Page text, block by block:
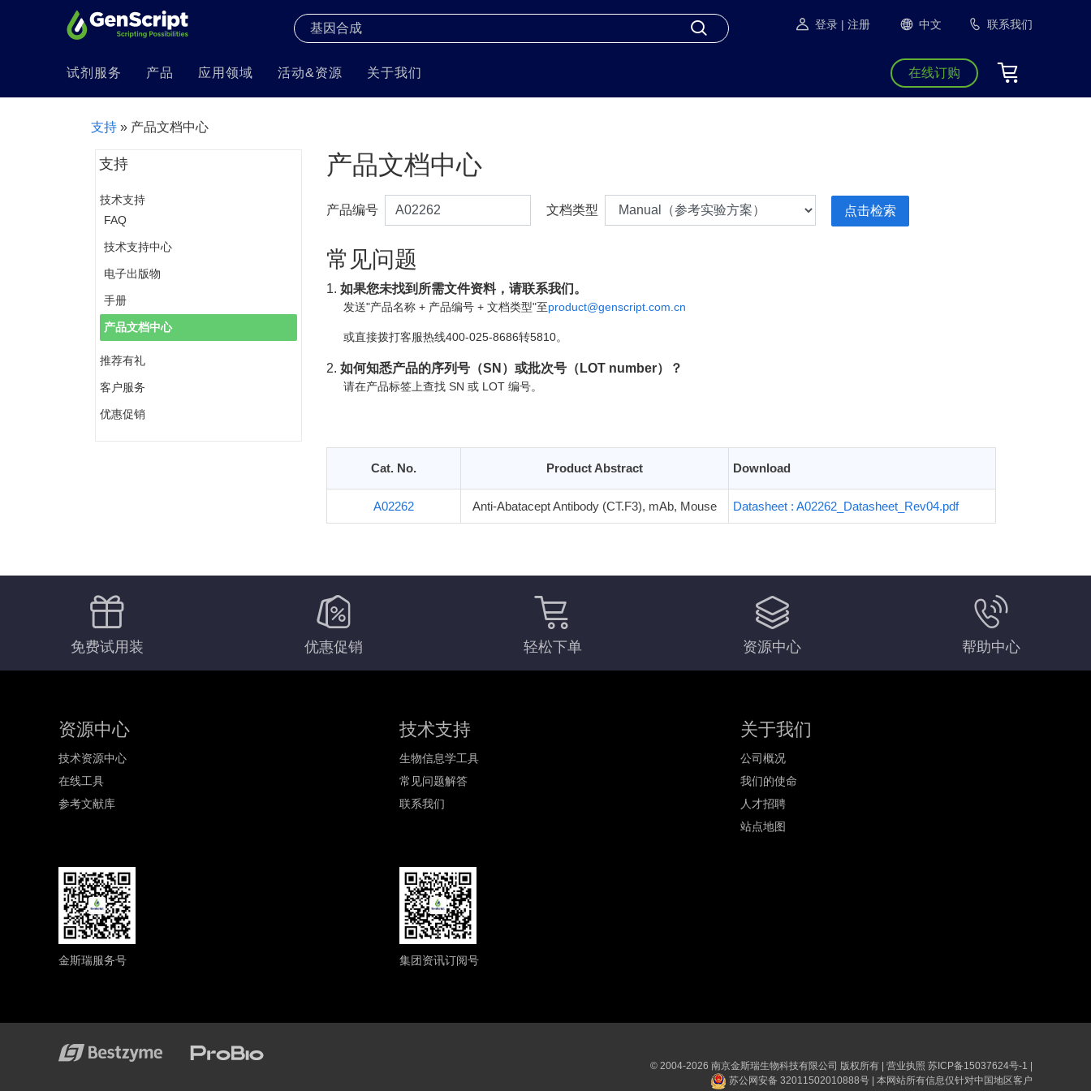
登录 | 注册 中文 联系我们
试剂服务 产品 应用领域 活动&资源 关于我们 在线订购
支持 » 产品文档中心
支持
技术支持
FAQ
技术支持中心
电子出版物
手册
产品文档中心
推荐有礼
客户服务
优惠促销
产品文档中心
产品编号 文档类型
常见问题
1. 如果您未找到所需文件资料，请联系我们。
发送"产品名称 + 产品编号 + 文档类型"至product@genscript.com.cn
或直接拨打客服热线400-025-8686转5810。
2. 如何知悉产品的序列号（SN）或批次号（LOT number）？
请在产品标签上查找 SN 或 LOT 编号。
Cat. No. Product Abstract Download
A02262 Anti-Abatacept Antibody (CT.F3), mAb, Mouse Datasheet : A02262_Datasheet_Rev04.pdf
免费试用装 优惠促销 轻松下单 资源中心 帮助中心
资源中心
技术资源中心
在线工具
参考文献库
技术支持
生物信息学工具
常见问题解答
联系我们
关于我们
公司概况
我们的使命
人才招聘
站点地图
金斯瑞服务号 集团资讯订阅号
© 2004-2026 南京金斯瑞生物科技有限公司 版权所有 | 营业执照 苏ICP备15037624号-1 |
苏公网安备 32011502010888号
本网站所有信息仅针对中国地区客户